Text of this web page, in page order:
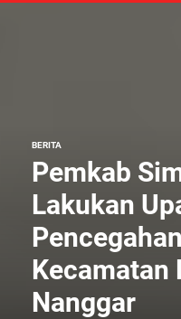
BERITA
Pemkab
Lakukan
Kecamatan
Nanggar